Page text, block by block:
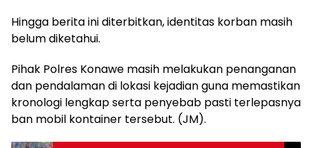
Hingga berita ini diterbitkan, identitas korban masih
belum diketahui.
Pihak Polres Konawe masih melakukan penanganan
dan pendalaman di lokasi kejadian guna memastikan
kronologi lengkap serta penyebab pasti terlepasnya
ban mobil kontainer tersebut. (JM).